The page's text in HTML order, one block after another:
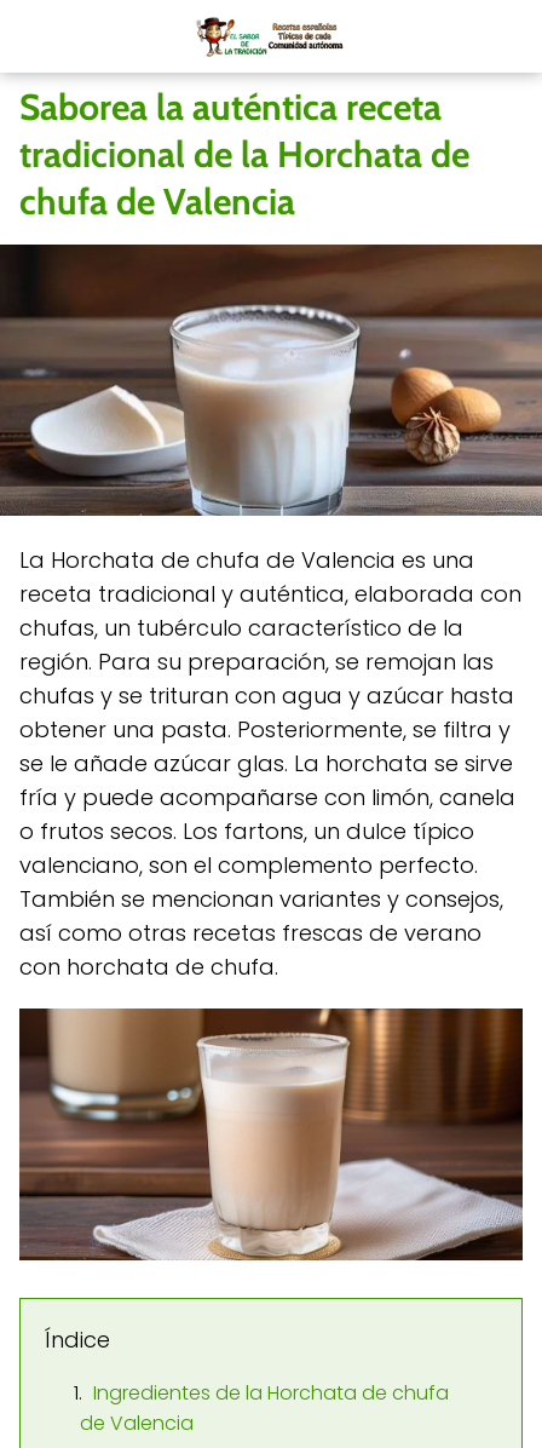
Saborea la auténtica receta
tradicional de la Horchata de
chufa de Valencia
La Horchata de chufa de Valencia es una
receta tradicional y auténtica, elaborada con
chufas, un tubérculo característico de la
región. Para su preparación, se remojan las
chufas y se trituran con agua y azúcar hasta
obtener una pasta. Posteriormente, se filtra y
se le añade azúcar glas. La horchata se sirve
fría y puede acompañarse con limón, canela
o frutos secos. Los fartons, un dulce típico
valenciano, son el complemento perfecto.
También se mencionan variantes y consejos,
así como otras recetas frescas de verano
con horchata de chufa.
Índice
Ingredientes de la Horchata de chufa
de Valencia